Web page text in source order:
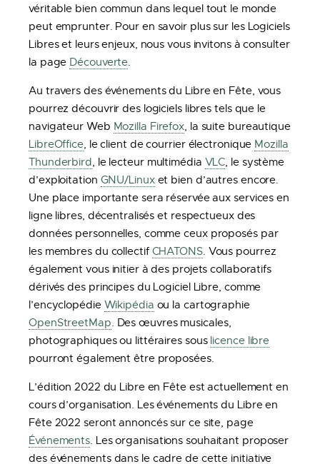
véritable bien commun dans lequel tout le monde
peut emprunter. Pour en savoir plus sur les Logiciels
Libres et leurs enjeux, nous vous invitons à consulter
la page Découverte.
Au travers des événements du Libre en Fête, vous
pourrez découvrir des logiciels libres tels que le
navigateur Web Mozilla Firefox, la suite bureautique
LibreOffice, le client de courrier électronique Mozilla
Thunderbird, le lecteur multimédia VLC, le système
d’exploitation GNU/Linuxet bien d’autres encore.
Une place importante sera réservée aux services en
ligne libres, décentralisés et respectueux des
données personnelles, comme ceux proposés par
les membres du collectif CHATONS. Vous pourrez
également vous initier à des projets collaboratifs
dérivés des principes du Logiciel Libre, comme
l’encyclopédie Wikipédia ou la cartographie
OpenStreetMap. Des œuvres musicales,
photographiques ou littéraires sous licence libre
pourront également être proposées.
L’édition 2022 du Libre en Fête est actuellement en
cours d’organisation. Les événements du Libre en
Fête 2022 seront annoncés sur ce site, page
Événements. Les organisations souhaitant proposer
des événements dans le cadre de cette initiative